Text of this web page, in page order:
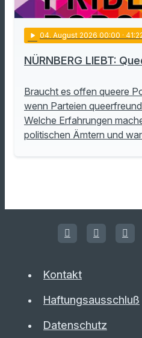
play_arrow 04. August 2026 00:00 ·
NÜRNBERG LIEBT:
Braucht es offen queere
wenn Parteien
Welche Erfahrungen
politischen Ämtern und
Kontakt
Haftungsausschluß
Datenschutz